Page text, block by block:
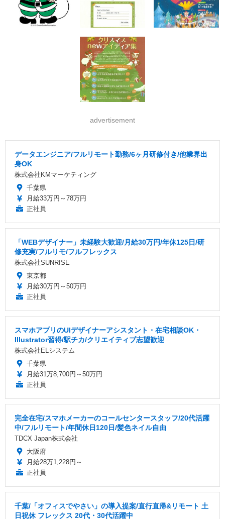
advertisement
データエンジニア/フルリモート勤務/6ヶ月研修付き/他業界出
身OK
株式会社KMマーケティング
千葉県
月給33万円～78万円
正社員
「WEBデザイナー」未経験大歓迎/月給30万円/年休125日/研
修充実/フルリモ/フルフレックス
株式会社SUNRISE
東京都
月給30万円～50万円
正社員
スマホアプリのUIデザイナーアシスタント・在宅相談OK・
Illustrator習得/駅チカ/クリエイティブ志望歓迎
株式会社ELシステム
千葉県
月給31万8,700円～50万円
正社員
完全在宅/スマホメーカーのコールセンタースタッフ/20代活躍
中/フルリモート/年間休日120日/髪色ネイル自由
TDCX Japan株式会社
大阪府
月給28万1,228円～
正社員
千葉/「オフィスでやさい」の導入提案/直行直帰&リモート 土
日祝休 フレックス 20代・30代活躍中